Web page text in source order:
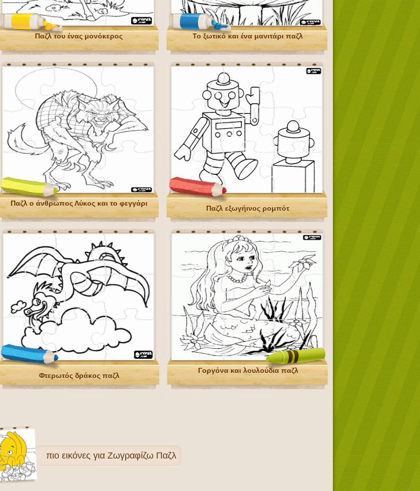
Παζλ του ένας μονόκερος Το ξωτικό και ένα μανιτάρι παζλ
Παζλ ο άνθρωπος Λύκος και το φεγγάρι
Παζλ εξωγήινος ρομπότ
Φτερωτός δράκος παζλ
Γοργόνα και λουλούδια παζλ
πιο εικόνες για Ζωγραφίζω Παζλ